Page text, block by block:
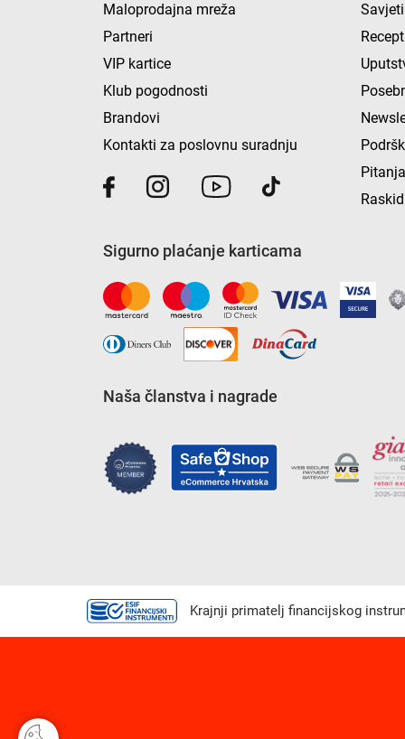
Maloprodajna mreža
Partneri
VIP kartice
Klub pogodnosti
Brandovi
Kontakti za poslovnu suradnju
Sigurno plaćanje karticama
Naša članstva i nagrade
Krajnji primatelj financijskog